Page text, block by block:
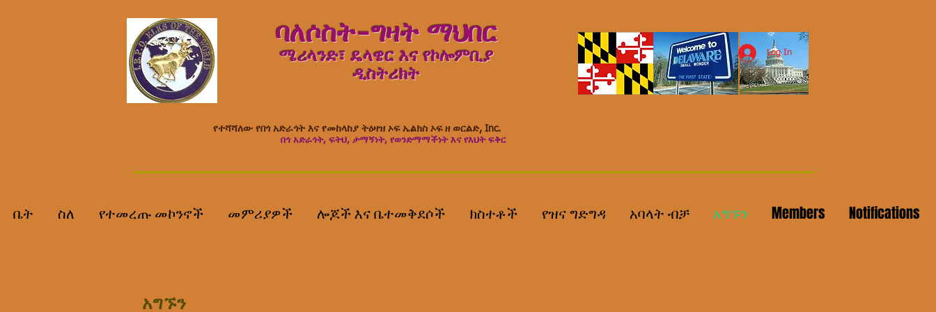
ባለሶስት-ግዛት ማህበር
ሜሪላንድ፣ ዴላዌር እና የኮሎምቢያ
ዲስትሪክት
የተሻሻለው የበጎ አድራጎት እና የመከላከያ ትዕዛዝ ኦፍ ኤልክስ ኦፍ ዘ ወርልድ, Inc.
በጎ አድራጎት, ፍትህ, ታማኝነት, የወንድማማችነት እና የእህት ፍቅር
Log In
ቤት ስለ የተመረጡ መኮንኖች መምሪያዎች ሎጆች እና ቤተመቅደሶች ክስተቶች የዝና ግድግዳ አባላት ብቻ አግኙን Members Notifications
አግኙን